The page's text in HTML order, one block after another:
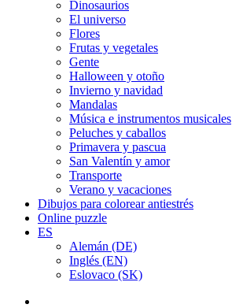
Dinosaurios
El universo
Flores
Frutas y vegetales
Gente
Halloween y otoño
Invierno y navidad
Mandalas
Música e instrumentos musicales
Peluches y caballos
Primavera y pascua
San Valentín y amor
Transporte
Verano y vacaciones
Dibujos para colorear antiestrés
Online puzzle
ES
Alemán (DE)
Inglés (EN)
Eslovaco (SK)